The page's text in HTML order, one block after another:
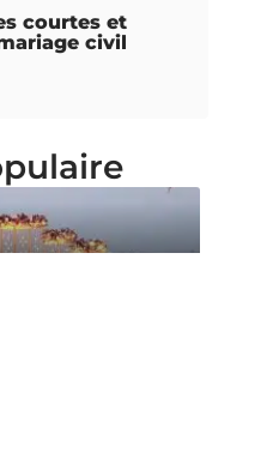
courtes et
civil